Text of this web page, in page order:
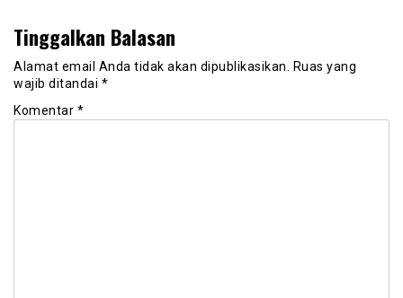
Tinggalkan Balasan
Alamat email Anda tidak akan dipublikasikan. Ruas yang
wajib ditandai *
Komentar *